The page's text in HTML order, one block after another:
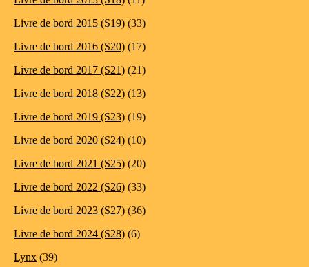
Livre de bord 2015 (S19) (33)
Livre de bord 2016 (S20) (17)
Livre de bord 2017 (S21) (21)
Livre de bord 2018 (S22) (13)
Livre de bord 2019 (S23) (19)
Livre de bord 2020 (S24) (10)
Livre de bord 2021 (S25) (20)
Livre de bord 2022 (S26) (33)
Livre de bord 2023 (S27) (36)
Livre de bord 2024 (S28) (6)
Lynx (39)